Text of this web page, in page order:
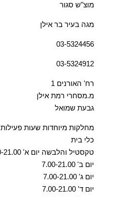
מוצ"ש סגור
מגה בעיר בר אילן
03-5324456
03-5324912
רח' האורנים 1
מ.מסחרי רמת אילן
גבעת שמואל
מחלקות מיוחדות שעות פעילות
כלי בית
טקסטיל והלבשה יום א' 7.00-21.00
יום ב' 7.00-21.00
יום ג' 7.00-21.00
יום ד' 7.00-21.00